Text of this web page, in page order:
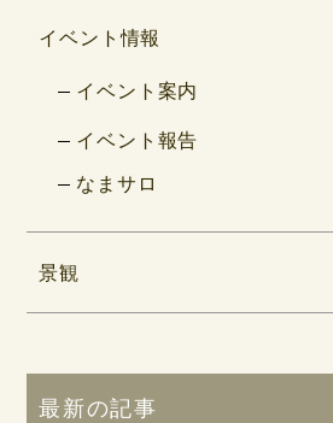
イベント情報
イベント案内
イベント報告
なまサロ
景観
最新の記事